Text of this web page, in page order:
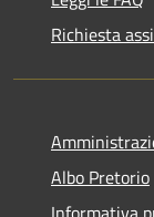
Richiesta
Albo Pretorio